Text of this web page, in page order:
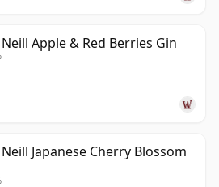
Apple & Red Berries Gin
Japanese Cherry Blossom